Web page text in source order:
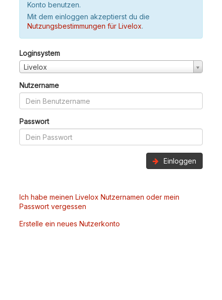
Konto benutzen.
Mit dem einloggen akzeptierst du die
Nutzungsbestimmungen für Livelox.
Loginsystem
Livelox
Nutzername
Passwort
Einloggen
Ich habe meinen Livelox Nutzernamen oder mein
Passwort vergessen
Erstelle ein neues Nutzerkonto